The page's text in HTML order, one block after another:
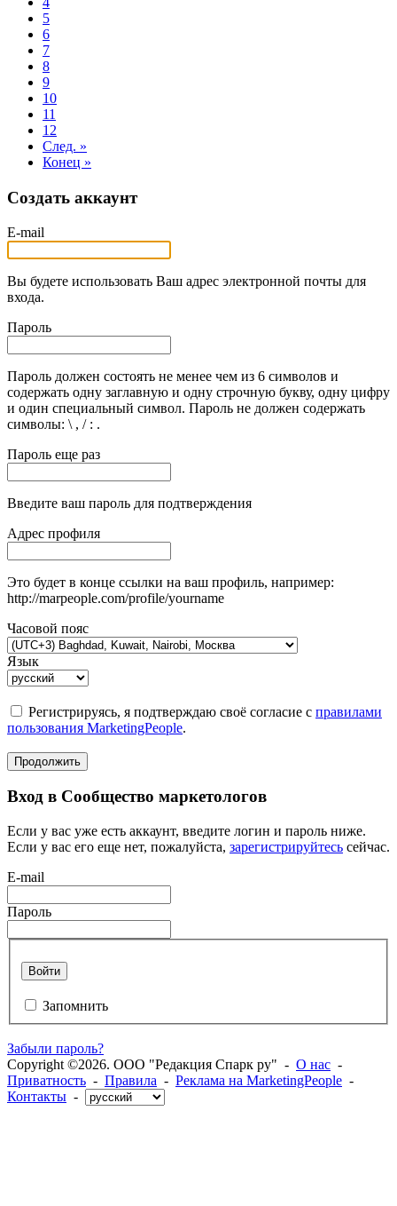
5
6
7
8
9
10
11
12
След. »
Конец »
Создать аккаунт
E-mail
Вы будете использовать Ваш адрес электронной почты для
входа.
Пароль
Пароль должен состоять не менее чем из 6 символов и
содержать одну заглавную и одну строчную букву, одну цифру
и один специальный символ. Пароль не должен содержать
символы: \ , / : .
Пароль еще раз
Введите ваш пароль для подтверждения
Адрес профиля
Это будет в конце ссылки на ваш профиль, например:
http://marpeople.com/profile/yourname
Часовой пояс
Язык
Регистрируясь, я подтверждаю своё согласие с правилами
пользования MarketingPeople.
Продолжить
Вход в Сообщество маркетологов
Если у вас уже есть аккаунт, введите логин и пароль ниже.
Если у вас его еще нет, пожалуйста, зарегистрируйтесь сейчас.
E-mail
Пароль
Войти
Запомнить
Забыли пароль?
Copyright ©2026. ООО "Редакция Спарк ру" - О нас -
Приватность - Правила - Реклама на MarketingPeople -
Контакты -